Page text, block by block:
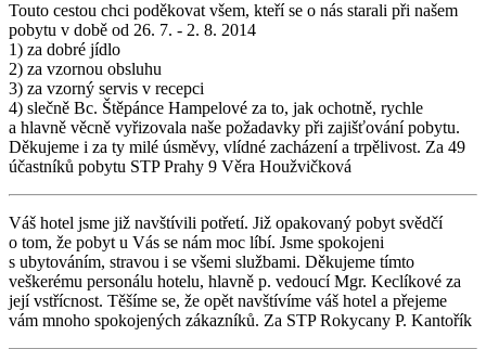
Touto cestou chci poděkovat všem, kteří se o nás starali při našem
pobytu v době od 26. 7. - 2. 8. 2014
1) za dobré jídlo
2) za vzornou obsluhu
3) za vzorný servis v recepci
4) slečně Bc. Štěpánce Hampelové za to, jak ochotně, rychle
a hlavně věcně vyřizovala naše požadavky při zajišťování pobytu.
Děkujeme i za ty milé úsměvy, vlídné zacházení a trpělivost. Za 49
účastníků pobytu STP Prahy 9 Věra Houžvičková
Váš hotel jsme již navštívili potřetí. Již opakovaný pobyt svědčí
o tom, že pobyt u Vás se nám moc líbí. Jsme spokojeni
s ubytováním, stravou i se všemi službami. Děkujeme tímto
veškerému personálu hotelu, hlavně p. vedoucí Mgr. Keclíkové za
její vstřícnost. Těšíme se, že opět navštívíme váš hotel a přejeme
vám mnoho spokojených zákazníků. Za STP Rokycany P. Kantořík